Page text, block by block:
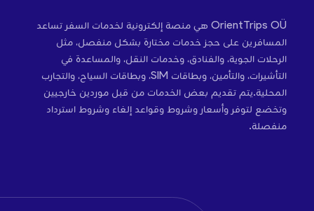
OrientTrips OÜ هي منصة إلكترونية لخدمات السفر تساعد
المسافرين على حجز خدمات مختارة بشكل منفصل، مثل
الرحلات الجوية، والفنادق، وخدمات النقل، والمساعدة في
التأشيرات، والتأمين، وبطاقات SIM، وبطاقات السياح، والتجارب
المحلية.يتم تقديم بعض الخدمات من قبل موردين خارجيين
وتخضع لتوفر وأسعار وشروط وقواعد إلغاء وشروط استرداد
منفصلة.